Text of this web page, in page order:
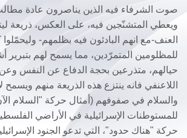
صوت الشرفاء فيه الذين يناصرون عادة
ويعطي المتشنّجين فيه، على العكس، ذريعة
العنف-مع انهم البادئون فيه بظلمهم-
للمظلومين المتمرّدين، مما يسمح لهم بتبرير
حيالهم، متذرعين بحجة الدفاع عن النفس وعن
اللاعنفي فانه ينتزع هذه الذريعة منهم ويسمح
والسلام في صفوفهم (أمثال حركة "السلام
للمستوطنات الإسرائيلية في الأراضي
حركة "هناك حدود"، التي تدعو الجنود